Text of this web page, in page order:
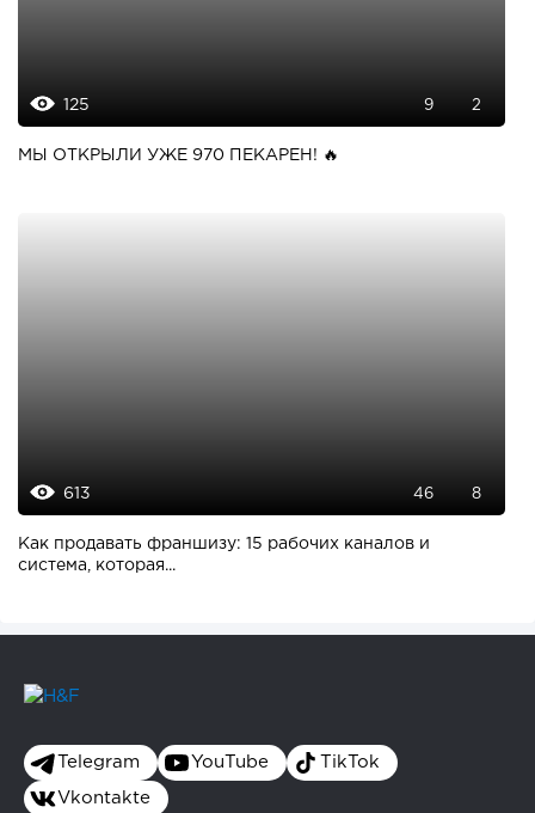
125 9 2
МЫ ОТКРЫЛИ УЖЕ 970 ПЕКАРЕН! 🔥
613 46 8
Как продавать франшизу: 15 рабочих каналов и
система, которая...
Telegram YouTube TikTok
Vkontakte